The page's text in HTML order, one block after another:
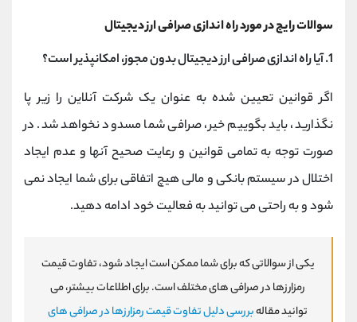
سوالات رایج در مورد راه اندازی صرافی ارز دیجیتال
1. آیا راه اندازی صرافی ارز دیجیتال بدون مجوز، امکانپذیر است؟
اگر قوانین تعیین شده به عنوان یک شرکت آنلاین را زیر پا
نگذارید، باید بگوییم خیر، صرافی شما مسدود نخواهد شد. در
صورت توجه به تمامی قوانین و رعایت صحیح آنها و عدم ایجاد
اختلال در سیستم بانکی و مالی هیچ اتفاقی برای شما ایجاد نمی
شود و به راحتی می توانید به فعالیت خود ادامه دهید.
یکی از سوالاتی که برای شما ممکن است ایجاد شود، تفاوت قیمت
رمزارزها در صرافی های مختلف است. برای اطلاعات بیشتر، می
توانید مقالهبررسی دلیل تفاوت قیمت رمزارزها در صرافی های